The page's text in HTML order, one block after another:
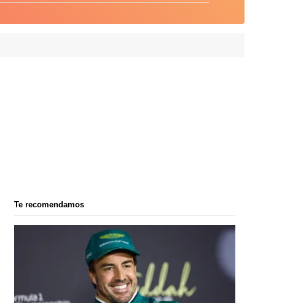
Te recomendamos